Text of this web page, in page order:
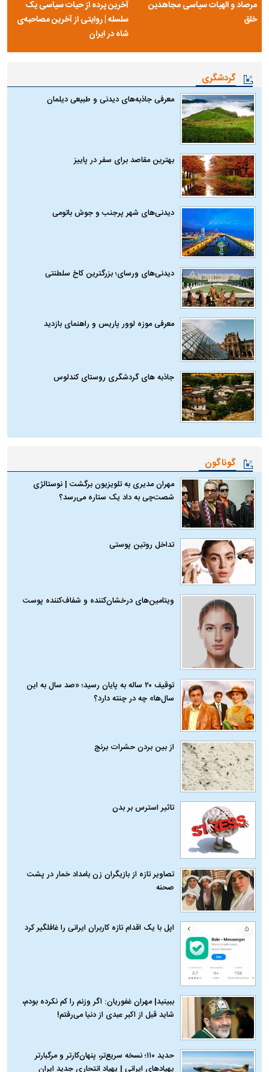
مرصاد و الهیات سیاسی مجاهدین
خلق
آخرین پرده از حیات سیاسی یک
سلسله | روایتی از آخرین مصاحبه‌ی
شاه در ایران
گردشگری
معرفی جاذبه‌های دیدنی و طبیعی دیلمان
بهترین مقاصد برای سفر در پاییز
دیدنی‌های شهر پرجنب و جوش باتومی
دیدنی‌های ورسای؛ بزرگترین کاخ سلطنتی
معرفی موزه لوور پاریس و راهنمای بازدید
جاذبه های گردشگری روستای کندلوس
گوناگون
مهران مدیری به تلویزیون برگشت | نوستالژی
شصت‌چی به داد یک ستاره می‌رسد؟
تداخل روتین پوستی
ویتامین‌های درخشان‌کننده و شفاف‌کننده پوست
توقیف ۲۰ ساله به پایان رسید؛ «صد سال به این
سال‌ها» چه در چنته دارد؟
از بین بردن حشرات برنج
تاثیر استرس بر بدن
تصاویر تازه از بازیگران زن بامداد خمار در پشت
صحنه
اپل با یک اقدام تازه کاربران ایرانی را غافلگیر کرد
ببینید| مهران غفوریان: اگر وزنم را کم نکرده بودم،
شاید قبل از اکبر عبدی از دنیا می‌رفتم!
حدید ۱۱۰؛ نسخه سریع‌تر، پنهان‌کارتر و مرگبارتر
پهپادهای ایرانی | پهپاد انتحاری جدید ایران